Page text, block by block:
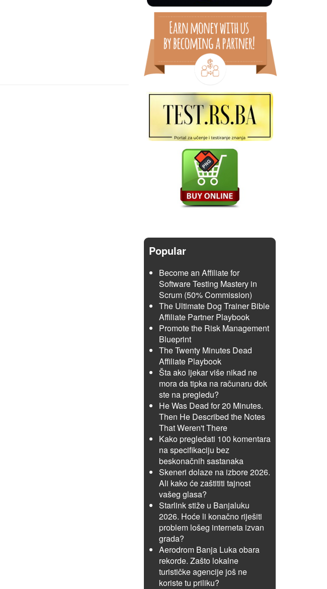
Popular
Become an Affiliate for
Software Testing Mastery in
Scrum (50% Commission)
The Ultimate Dog Trainer Bible
Affiliate Partner Playbook
Promote the Risk Management
Blueprint
The Twenty Minutes Dead
Affiliate Playbook
Šta ako ljekar više nikad ne
mora da tipka na računaru dok
ste na pregledu?
He Was Dead for 20 Minutes.
Then He Described the Notes
That Weren't There
Kako pregledati 100 komentara
na specifikaciju bez
beskonačnih sastanaka
Skeneri dolaze na izbore 2026.
Ali kako će zaštititi tajnost
vašeg glasa?
Starlink stiže u Banjaluku
2026. Hoće li konačno riješiti
problem lošeg interneta izvan
grada?
Aerodrom Banja Luka obara
rekorde. Zašto lokalne
turističke agencije još ne
koriste tu priliku?